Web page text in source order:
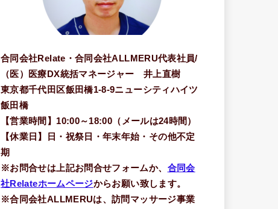
合同会社Relate・合同会社ALLMERU代表社員/
（医）医療DX統括マネージャー 井上直樹
東京都千代田区飯田橋1-8-9ニューシティハイツ
飯田橋
【営業時間】10:00～18:00（メールは24時間）
【休業日】日・祝祭日・年末年始・その他不定
期
※お問合せは上記お問合せフォームか、 合同会
社Relateホームページからお願い致します。
※合同会社ALLMERUは、訪問マッサージ事業